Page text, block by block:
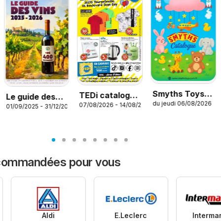
Le guide des
vins
01/09/2025 - 31/12/2026
TEDi catalogue
Tournefeuille
07/08/2026 - 14/08/2026
Smyths Toys
catalogue
du jeudi 06/08/2026
pour vous
Aldi E.Leclerc